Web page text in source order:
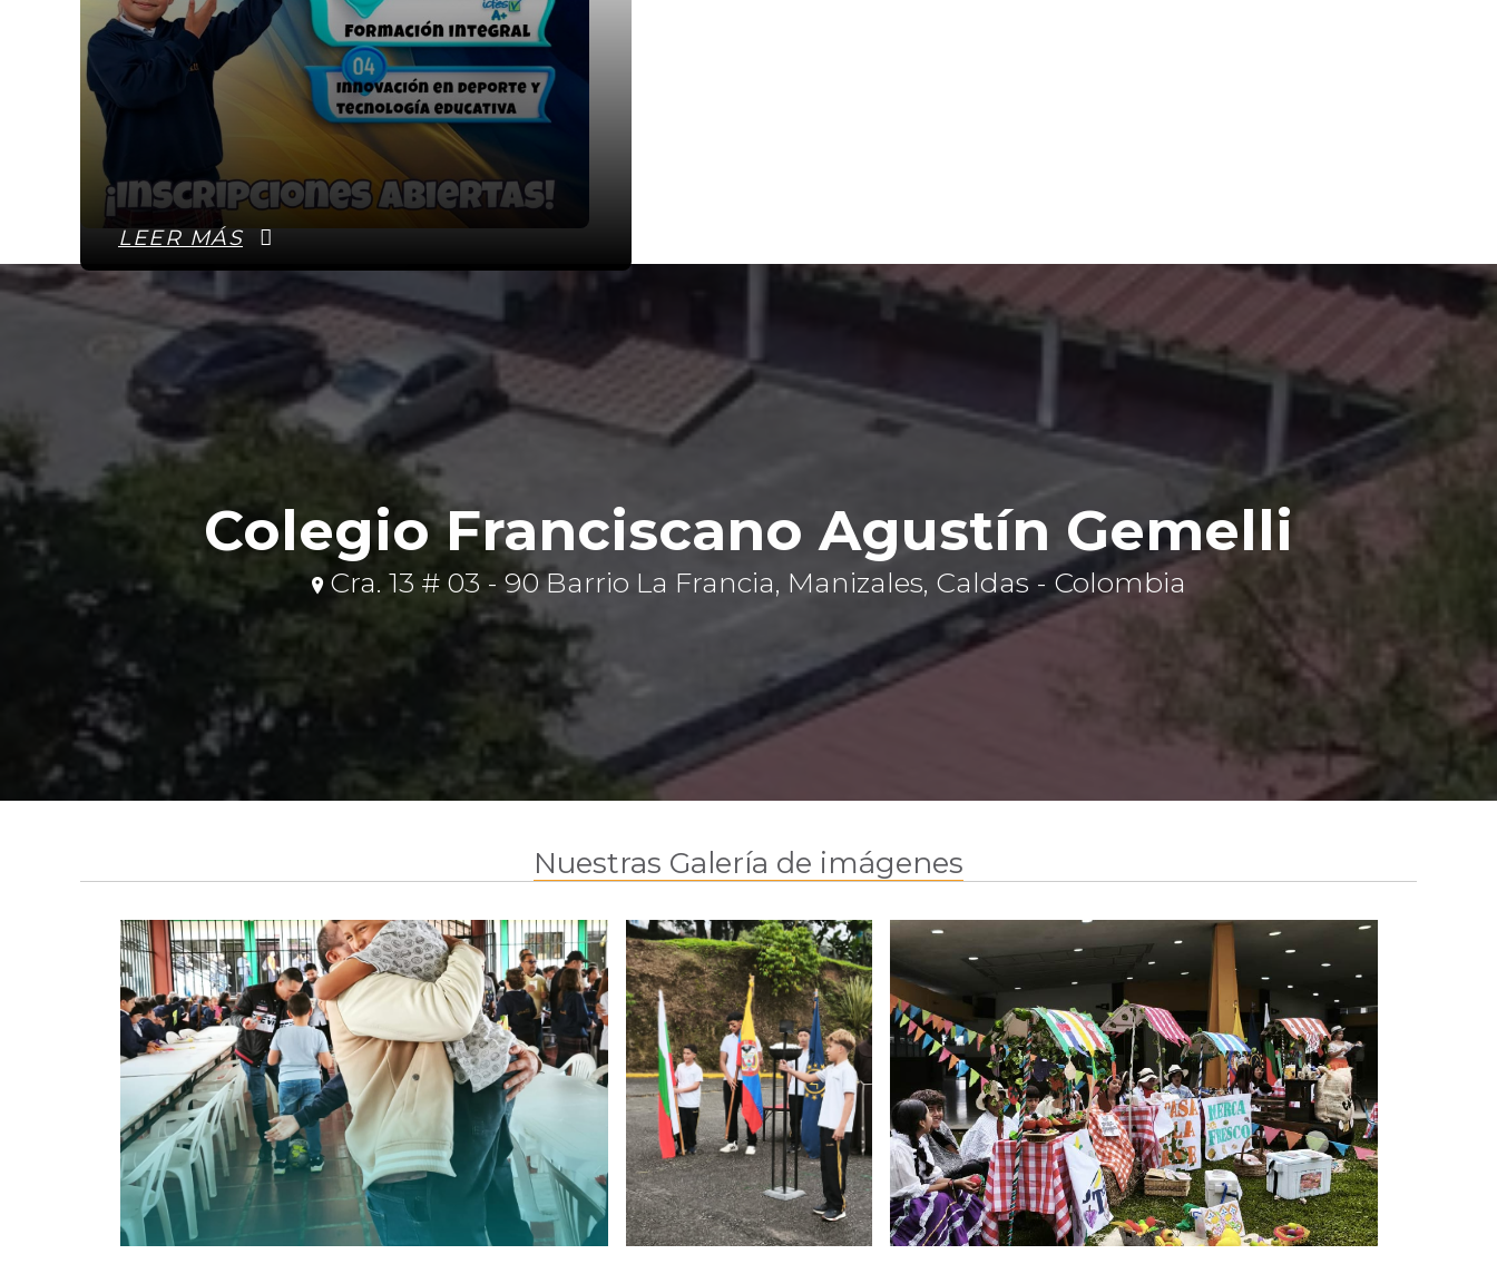
LEER MÁS
Colegio Franciscano Agustín Gemelli
Cra. 13 # 03 - 90 Barrio La Francia, Manizales, Caldas - Colombia
Nuestras Galería de imágenes